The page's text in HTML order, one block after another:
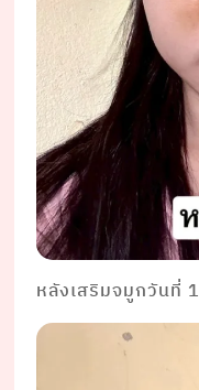
หลังเสริมจมูกวันที่ 1